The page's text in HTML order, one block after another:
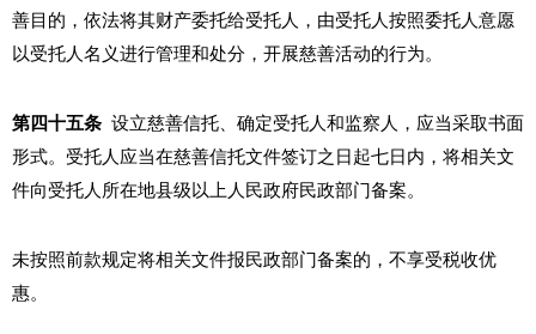
善目的，依法将其财产委托给受托人，由受托人按照委托人意愿
以受托人名义进行管理和处分，开展慈善活动的行为。
第四十五条 设立慈善信托、确定受托人和监察人，应当采取书面
形式。受托人应当在慈善信托文件签订之日起七日内，将相关文
件向受托人所在地县级以上人民政府民政部门备案。
未按照前款规定将相关文件报民政部门备案的，不享受税收优
惠。